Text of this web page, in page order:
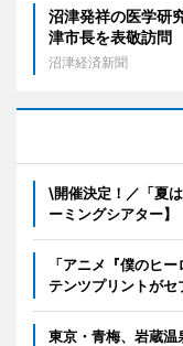
沼津発祥の医学研
津市長を表敬訪問
沼津経済新聞
\開催決定！／「夏
ーミングシアター】
「アニメ『僕のヒ
テンツプリントがセ
東京・青梅、岩蔵